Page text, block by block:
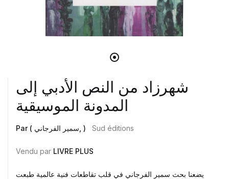
شهرزاد من النص الأدبي إلى
المدونة الموسيقية
Par ( سمير الفرجاني, ) Sud éditions
Vendu par LIVRE PLUS
يضعنا بحث سمير الفرجاني في قلب تقاطعات فنية عالمية طبعت